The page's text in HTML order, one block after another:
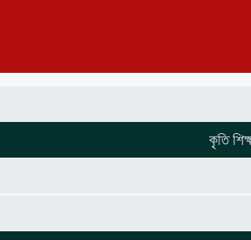
কৃতি